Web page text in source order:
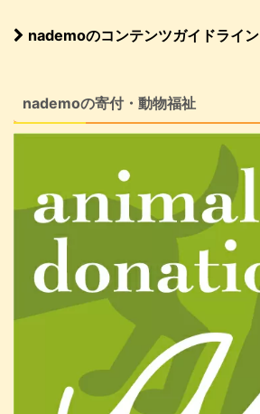
nademoのコンテンツガイドライン
nademoの寄付・動物福祉